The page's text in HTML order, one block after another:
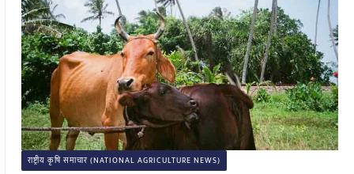
राष्ट्रीय कृषि समाचार (NATIONAL AGRICULTURE NEWS)